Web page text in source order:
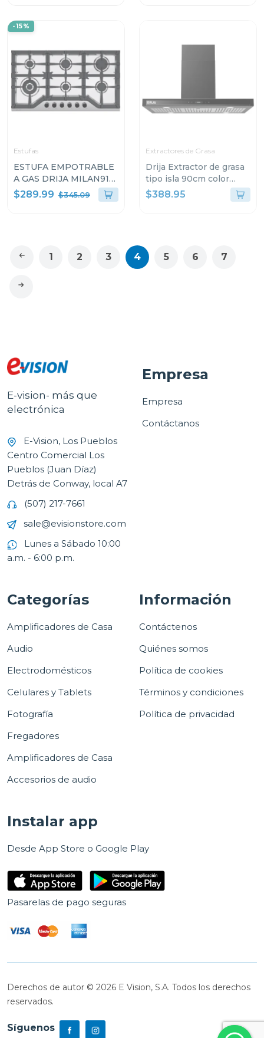
-15%
Estufas
ESTUFA EMPOTRABLE
A GAS DRIJA MILAN91
DE 91CM CON 6
QUEMADORES
$289.99 $345.09
Extractores de Grasa
Drija Extractor de grasa
tipo isla 90cm color
negro quadrato 90
$388.95
1 2 3 4 5 6 7
E-vision- más que
electrónica
E-Vision, Los Pueblos
Centro Comercial Los
Pueblos (Juan Díaz)
Detrás de Conway, local A7
(507) 217-7661
sale@evisionstore.com
Lunes a Sábado 10:00
a.m. - 6:00 p.m.
Empresa
Empresa
Contáctanos
Categorías
Amplificadores de Casa
Audio
Electrodomésticos
Celulares y Tablets
Fotografía
Fregadores
Amplificadores de Casa
Accesorios de audio
Información
Contáctenos
Quiénes somos
Política de cookies
Términos y condiciones
Política de privacidad
Instalar app
Desde App Store o Google Play
Pasarelas de pago seguras
Derechos de autor © 2026 E Vision, S.A. Todos los derechos
reservados.
Síguenos